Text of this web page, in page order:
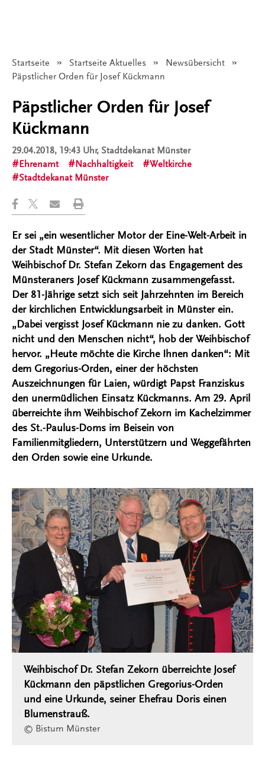
Startseite Startseite Aktuelles
Newsübersicht
Angezeigt:
Päpstlicher Orden für Josef Kückmann
Päpstlicher Orden für Josef
Kückmann
29.04.2018, 19:43 Uhr, Stadtdekanat Münster
Ehrenamt
Nachhaltigkeit
Weltkirche
Stadtdekanat Münster
Er sei „ein wesentlicher Motor der Eine-Welt-Arbeit in
der Stadt Münster“. Mit diesen Worten hat
Weihbischof Dr. Stefan Zekorn das Engagement des
Münsteraners Josef Kückmann zusammengefasst.
Der 81-Jährige setzt sich seit Jahrzehnten im Bereich
der kirchlichen Entwicklungsarbeit in Münster ein.
„Dabei vergisst Josef Kückmann nie zu danken. Gott
nicht und den Menschen nicht“, hob der Weihbischof
hervor. „Heute möchte die Kirche Ihnen danken“: Mit
dem Gregorius-Orden, einer der höchsten
Auszeichnungen für Laien, würdigt Papst Franziskus
den unermüdlichen Einsatz Kückmanns. Am 29. April
überreichte ihm Weihbischof Zekorn im Kachelzimmer
des St.-Paulus-Doms im Beisein von
Familienmitgliedern, Unterstützern und Weggefährten
den Orden sowie eine Urkunde.
Weihbischof Dr. Stefan Zekorn überreichte Josef
Kückmann den päpstlichen Gregorius-Orden
und eine Urkunde, seiner Ehefrau Doris einen
Blumenstrauß.
© Bistum Münster